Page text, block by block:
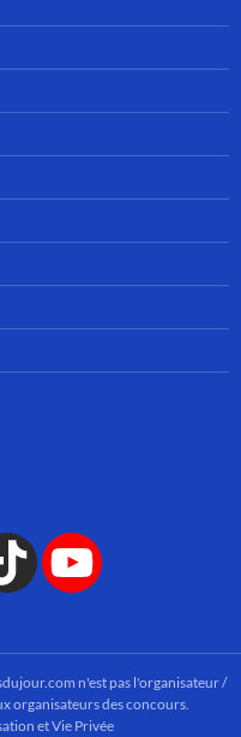
n'est pas l'organisateur /
organisateurs des concours.
et Vie Privée